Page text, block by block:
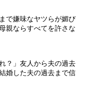
で嫌味なヤツらが媚び
親ならすべてを許さな
？」友人から夫の過去
婚した夫の過去まで信